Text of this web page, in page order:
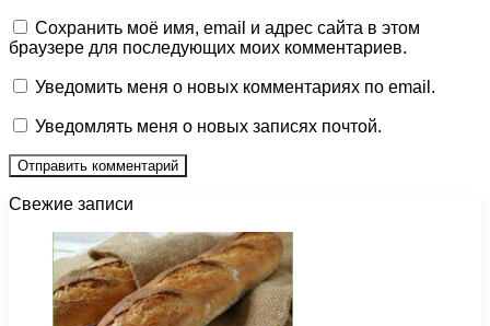
Сохранить моё имя, email и адрес сайта в этом
браузере для последующих моих комментариев.
Уведомить меня о новых комментариях по email.
Уведомлять меня о новых записях почтой.
Свежие записи